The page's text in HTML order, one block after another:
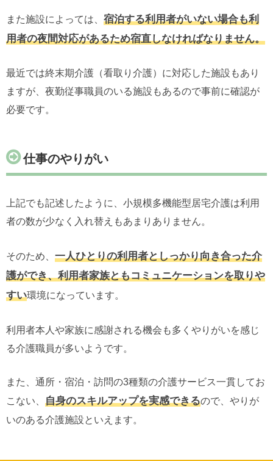
また施設によっては、 宿泊する利用者がいない場合も利
用者の夜間対応があるため宿直しなければなりません。
最近では終末期介護（看取り介護）に対応した施設もあり
ますが、夜勤従事職員のいる施設もあるので事前に確認が
必要です。
仕事のやりがい
上記でも記述したように、小規模多機能型居宅介護は利用
者の数が少なく入れ替えもあまりありません。
そのため、 一人ひとりの利用者としっかり向き合った介
護ができ、利用者家族ともコミュニケーションを取りや
すい環境になっています。
利用者本人や家族に感謝される機会も多くやりがいを感じ
る介護職員が多いようです。
また、通所・宿泊・訪問の3種類の介護サービス一貫してお
こない、 自身のスキルアップを実感できるので、やりが
いのある介護施設といえます。